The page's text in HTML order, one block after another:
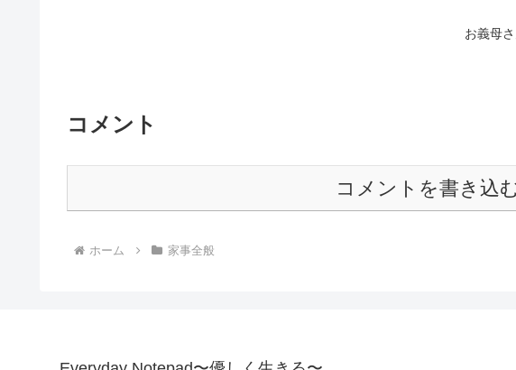
お義母
コメント
コメントを書き込
ホーム 家事全般